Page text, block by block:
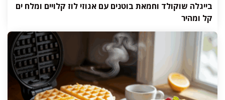
בייגלה שוקולד וחמאת בוטנים עם אגוזי לוז קלויים ומלח ים
קל ומהיר